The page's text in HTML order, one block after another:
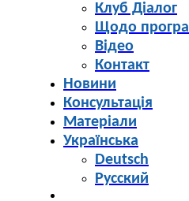
Клуб Діалог
Щодо
Відео
Контакт
Новини
Консультація
Матеріали
Українська
Deutsch
Русский